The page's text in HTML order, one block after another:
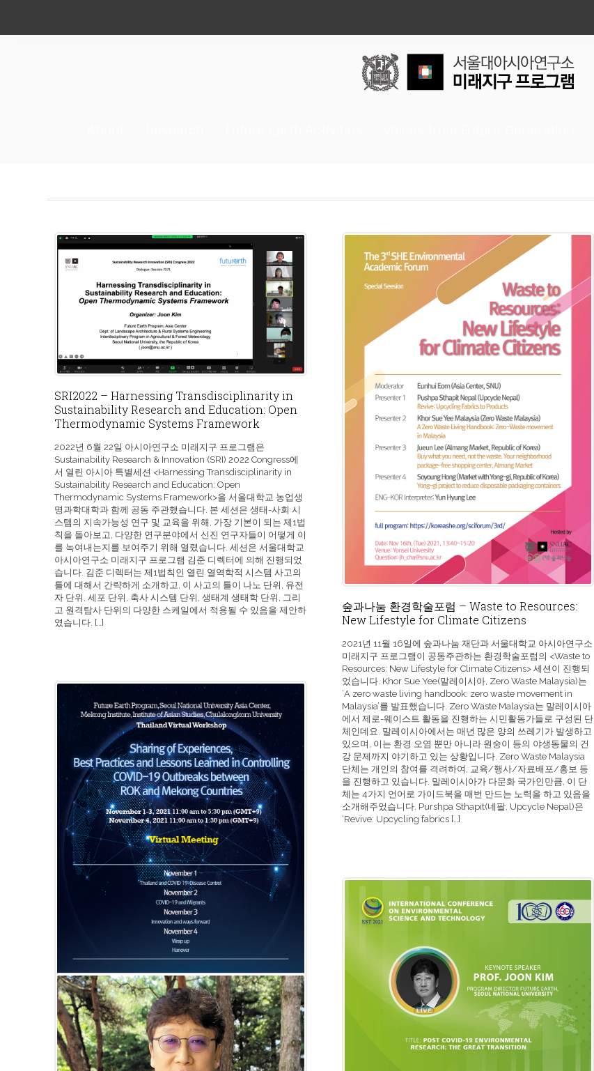
SRI2022 – Harnessing Transdisciplinarity in
Sustainability Research and Education: Open
Thermodynamic Systems Framework
2022년 6월 22일 아시아연구소 미래지구 프로그램은
Sustainability Research & Innovation (SRI) 2022 Congress에
서 열린 아시아 특별세션 <Harnessing Transdisciplinarity in
Sustainability Research and Education: Open
Thermodynamic Systems Framework>을 서울대학교 농업생
명과학대학과 함께 공동 주관했습니다. 본 세션은 생태-사회 시
스템의 지속가능성 연구 및 교육을 위해, 가장 기본이 되는 제1법
칙을 돌아보고, 다양한 연구분야에서 신진 연구자들이 어떻게 이
를 녹여내는지를 보여주기 위해 열렸습니다. 세션은 서울대학교
아시아연구소 미래지구 프로그램 김준 디렉터에 의해 진행되었
습니다. 김준 디렉터는 제1법칙인 열린 열역학적 시스템 사고의
틀에 대해서 간략하게 소개하고, 이 사고의 틀이 나노 단위, 유전
자 단위, 세포 단위, 축사 시스템 단위, 생태계 생태학 단위, 그리
고 원격탐사 단위의 다양한 스케일에서 적용될 수 있음을 제안하
였습니다. […]
숲과나눔 환경학술포럼 – Waste to Resources:
New Lifestyle for Climate Citizens
2021년 11월 16일에 숲과나눔 재단과 서울대학교 아시아연구소
미래지구 프로그램이 공동주관하는 환경학술포럼의 <Waste to
Resources: New Lifestyle for Climate Citizens> 세션이 진행되
었습니다. Khor Sue Yee(말레이시아, Zero Waste Malaysia)는
‘A zero waste living handbook: zero waste movement in
Malaysia’를 발표했습니다. Zero Waste Malaysia는 말레이시아
에서 제로-웨이스트 활동을 진행하는 시민활동가들로 구성된 단
체인데요. 말레이시아에서는 매년 많은 양의 쓰레기가 발생하고
있으며, 이는 환경 오염 뿐만 아니라 원숭이 등의 야생동물의 건
강 문제까지 야기하고 있는 상황입니다. Zero Waste Malaysia
단체는 개인의 참여를 격려하여, 교육/행사/자료배포/홍보 등
을 진행하고 있습니다. 말레이시아가 다문화 국가인만큼, 이 단
체는 4가지 언어로 가이드북을 매번 만드는 노력을 하고 있음을
소개해주었습니다. Purshpa Sthapit(네팔, Upcycle Nepal)은
‘Revive: Upcycling fabrics […]
행사 홍보